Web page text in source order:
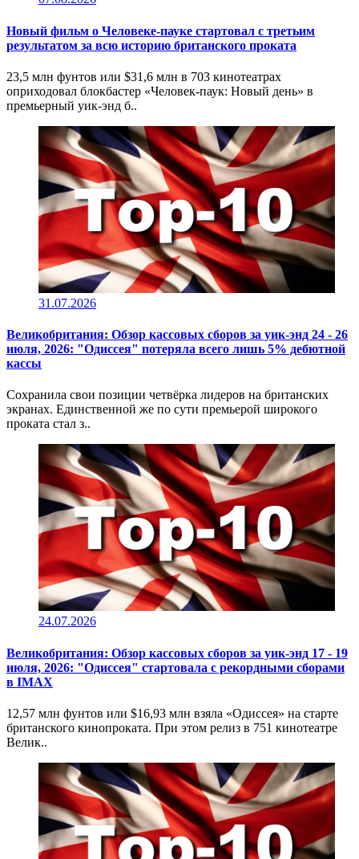
Новый фильм о Человеке-пауке стартовал с третьим
результатом за всю историю британского проката
23,5 млн фунтов или $31,6 млн в 703 кинотеатрах
оприходовал блокбастер «Человек-паук: Новый день» в
премьерный уик-энд б..
31.07.2026
Великобритания: Обзор кассовых сборов за уик-энд 24 - 26
июля, 2026: "Одиссея" потеряла всего лишь 5% дебютной
кассы
Сохранила свои позиции четвёрка лидеров на британских
экранах. Единственной же по сути премьерой широкого
проката стал з..
24.07.2026
Великобритания: Обзор кассовых сборов за уик-энд 17 - 19
июля, 2026: "Одиссея" стартовала с рекордными сборами
в IMAX
12,57 млн фунтов или $16,93 млн взяла «Одиссея» на старте
британского кинопроката. При этом релиз в 751 кинотеатре
Велик..